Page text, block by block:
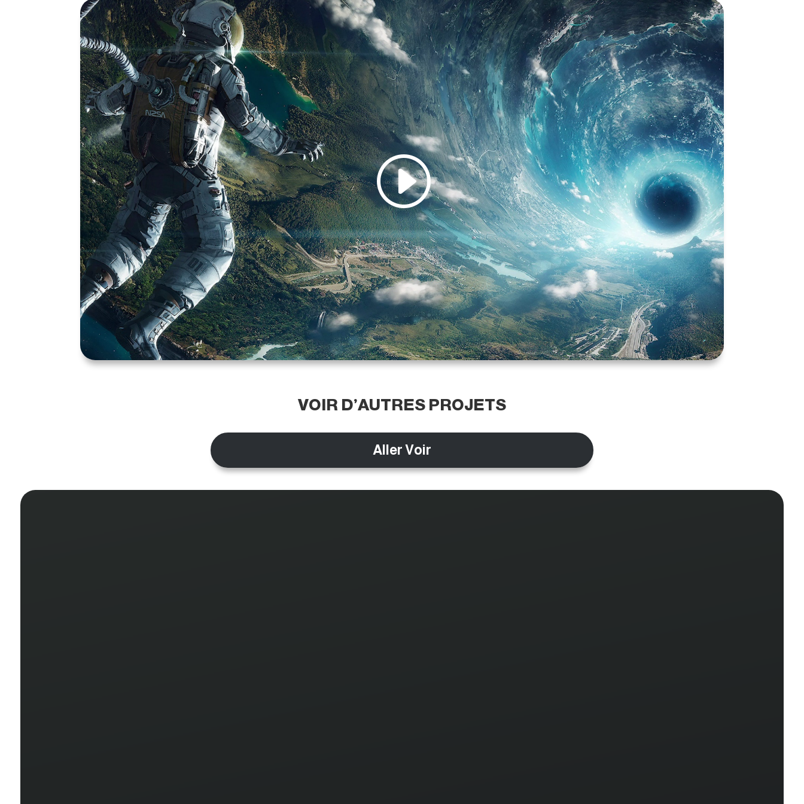
VOIR D’AUTRES PROJETS
Aller Voir